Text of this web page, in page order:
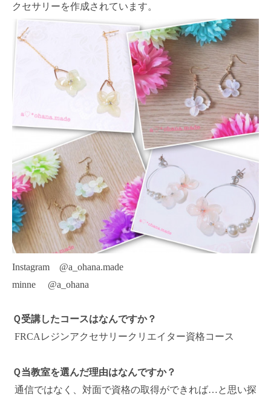
クセサリーを作成されています。
Instagram @a_ohana.made
minne
@a_ohana
Ｑ受講したコースはなんですか？
FRCA レジンアクセサリークリエイター資格コース
Ｑ当教室を選んだ理由はなんですか？
通信ではなく、対面で資格の取得ができれば…と思い探